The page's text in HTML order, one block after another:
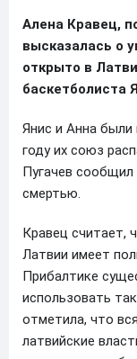
Алена Кравец,
высказалась о
открыто в
баскетболиста
Янис и Анна были
году их союз
Пугачев сообщил
смертью.
Кравец считает,
Латвии имеет
Прибалтике
использовать
отметила, что
латвийские